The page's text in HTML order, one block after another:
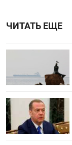
ЧИТАТЬ ЕЩЕ